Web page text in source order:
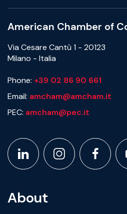
American Chamber of
Via Cesare Cantù 1 - 20123
Milano - Italia
Phone: +39 02 86 90 661
Email: amcham@amcham.it
PEC: amcham@pec.it
About